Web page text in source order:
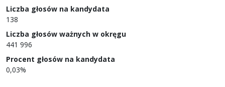
Liczba głosów na kandydata
138
Liczba głosów ważnych w okręgu
441 996
Procent głosów na kandydata
0,03%